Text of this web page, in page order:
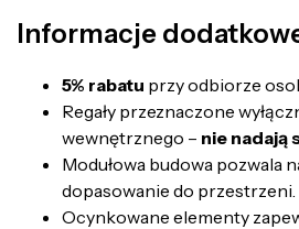
Informacje
5% rabatu przy odbiorze
Regały przeznaczone
wewnętrznego – nie nadają
Modułowa budowa pozwala
dopasowanie do przestrzeni.
Ocynkowane elementy